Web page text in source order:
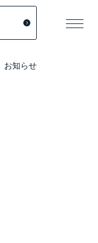
お知らせ